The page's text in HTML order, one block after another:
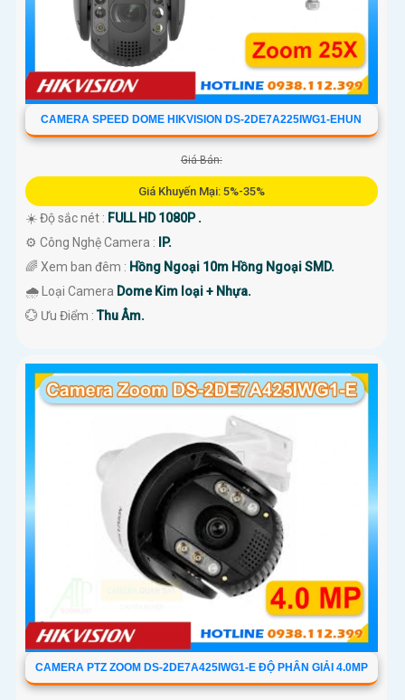
CAMERA SPEED DOME HIKVISION DS-2DE7A225IWG1-EHUN
Giá Bán:
Giá Khuyến Mại: 5%-35%
☀️ Độ sắc nét : FULL HD 1080P .
⚙ Công Nghệ Camera : IP.
🌈 Xem ban đêm : Hồng Ngoại 10m Hồng Ngoại SMD.
🌧️ Loại Camera Dome Kim loại + Nhựa.
️💮 Ưu Điểm :Thu Âm.
CAMERA PTZ ZOOM DS-2DE7A425IWG1-E ĐỘ PHÂN GIẢI 4.0MP